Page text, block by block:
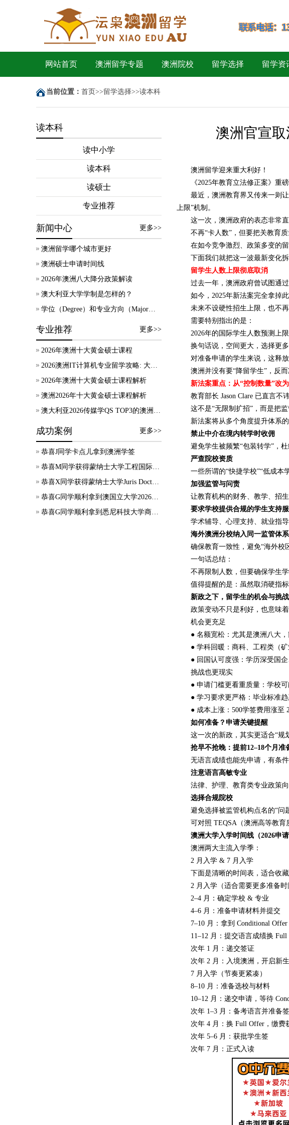
网站首页 澳洲留学专题 澳洲院校 留学选择 留学资
当前位置： 首页>>留学选择>>读本科
读本科
读中小学
读本科
读硕士
专业推荐
新闻中心 更多>>
澳洲留学哪个城市更好
澳洲硕士申请时间线
2026年澳洲八大降分政策解读
澳大利亚大学学制是怎样的？
学位（Degree）和专业方向（Major）有什么区别？
专业推荐 更多>>
2026年澳洲十大黄金硕士课程
2026澳洲IT计算机专业留学攻略: 大学录取、技术移民及就业方向
2026年澳洲十大黄金硕士课程解析
澳洲2026年十大黄金硕士课程解析
澳大利亚2026传媒学QS TOP3的澳洲院校，热门专业及申请要求等信息汇总！
成功案例 更多>>
恭喜J同学卡点儿拿到澳洲学签
恭喜M同学获得蒙纳士大学工程国际大一正式录取
恭喜X同学获得蒙纳士大学Juris Doctor offer
恭喜G同学顺利拿到澳国立大学2026年7月应用会计硕士录取通知书~
恭喜G同学顺利拿到悉尼科技大学商科本科录取通知书~
澳洲官宣
澳洲留学迎来重大利好！
《2025年教育立法修正案》重
最近，澳洲教育界又传来一则
上限”机制。
这一次，澳洲政府的表态非常直
不再“卡人数”，但要把关教育质
在如今竞争激烈、政策多变的
下面我们就把这一波最新变化
留学生人数上限彻底取消
过去一年，澳洲政府曾试图通
如今，2025年新法案完全拿掉
未来不设硬性招生上限，也不
需要特别指出的是：
2026年的国际学生人数预测上
换句话说，空间更大，选择更多
对准备申请的学生来说，这释
澳洲并没有要“降留学生”，反
新法案重点：从“控制数量”改
教育部长 Jason Clare 已直言不讳
这不是“无限制扩招”，而是把监
新法案将从多个角度提升体系
禁止中介在境内转学时收佣
避免学生被频繁“包装转学”，杜
严查院校资质
一些所谓的“快捷学校”“低成本
加强监管与问责
让教育机构的财务、教学、招生
要求学校提供合规的学生支持
学术辅导、心理支持、就业指导
海外澳洲分校纳入同一监管体系
确保教育一致性，避免“海外校
一句话总结：
不再限制人数，但要确保学生
值得提醒的是：虽然取消硬指
新政之下，留学生的机会与挑战
政策变动不只是利好，也意味
机会更充足
● 名额宽松：尤其是澳洲八大
● 学科回暖：商科、工程类（
● 回国认可度强：学历深受国
挑战也更现实
● 申请门槛更看重质量：学校
● 学习要求更严格：毕业标准趋
● 成本上涨：500学签费用涨至
如何准备？申请关键提醒
这一次的新政，其实更适合“规
抢早不抢晚：提前12–18个月准
无语言成绩也能先申请，有条
注意语言高敏专业
法律、护理、教育类专业政策
选择合规院校
避免选择被监管机构点名的“问
可对照 TEQSA（澳洲高等教育
澳洲大学入学时间线（2026申请
澳洲两大主流入学季：
2 月入学 & 7 月入学
下面是清晰的时间表，适合收藏
2 月入学（适合需要更多准备时
2–4 月：确定学校 & 专业
4–6 月：准备申请材料并提交
7–10 月：拿到 Conditional
11–12 月：提交语言成绩换
次年 1 月：递交签证
次年 2 月：入境澳洲，开启新
7 月入学（节奏更紧凑）
8–10 月：准备选校与材料
10–12 月：递交申请，等待
次年 1–3 月：备考语言并准备
次年 4 月：换 Full Offer，缴费
次年 5–6 月：获批学生签
次年 7 月：正式入读